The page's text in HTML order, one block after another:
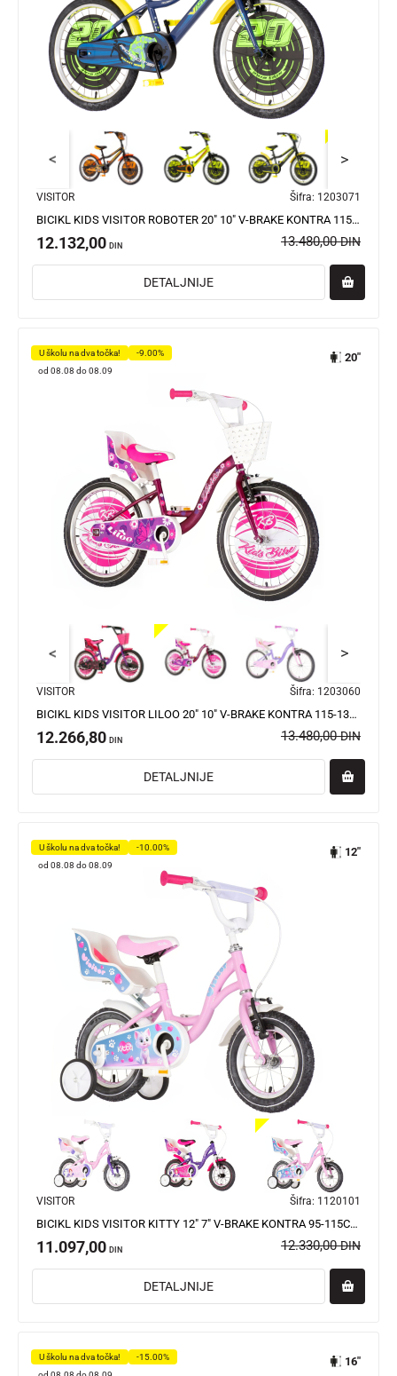
< >
VISITOR Šifra: 1203071
BICIKL KIDS VISITOR ROBOTER 20" 10" V-BRAKE KONTRA 115-135CM (20") PLAVI PERLA
12.132,00 DIN 13.480,00DIN
DETALJNIJE
U školu na dva točka!
-9.00%
od 08.08 do 08.09
20"
< >
VISITOR Šifra: 1203060
BICIKL KIDS VISITOR LILOO 20" 10" V-BRAKE KONTRA 115-135CM (20") LJUBIČASTI PERLA SJAJ UV
12.266,80 DIN 13.480,00DIN
DETALJNIJE
U školu na dva točka!
-10.00%
od 08.08 do 08.09
12"
VISITOR Šifra: 1120101
BICIKL KIDS VISITOR KITTY 12" 7" V-BRAKE KONTRA 95-115CM (12") ROZE
11.097,00 DIN 12.330,00DIN
DETALJNIJE
U školu na dva točka!
-15.00%
16"